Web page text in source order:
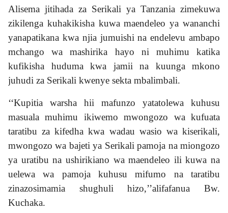
Alisema jitihada za Serikali ya Tanzania zimekuwa
zikilenga kuhakikisha kuwa maendeleo ya wananchi
yanapatikana kwa njia jumuishi na endelevu ambapo
mchango wa mashirika hayo ni muhimu katika
kufikisha huduma kwa jamii na kuunga mkono
juhudi za Serikali kwenye sekta mbalimbali.
‘‘Kupitia warsha hii mafunzo yatatolewa kuhusu
masuala muhimu ikiwemo mwongozo wa kufuata
taratibu za kifedha kwa wadau wasio wa kiserikali,
mwongozo wa bajeti ya Serikali pamoja na miongozo
ya uratibu na ushirikiano wa maendeleo ili kuwa na
uelewa wa pamoja kuhusu mifumo na taratibu
zinazosimamia shughuli hizo,’’alifafanua Bw.
Kuchaka.